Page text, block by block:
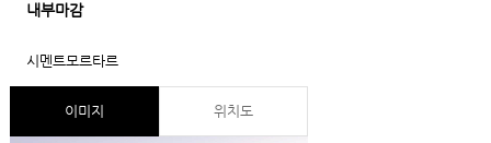
내부마감
시멘트모르타르
이미지 위치도